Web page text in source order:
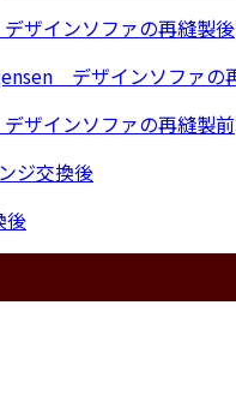
ザインソファの再縫製後
ザインソファの再縫製前
後